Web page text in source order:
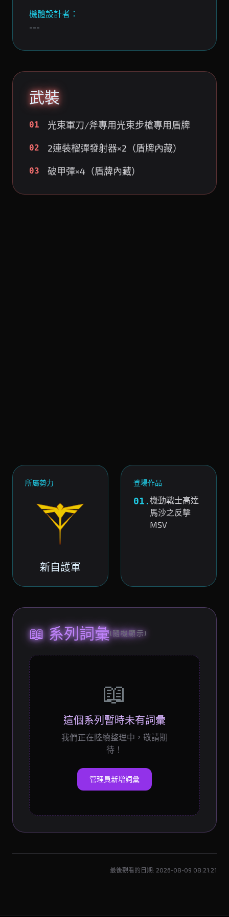
機體設計者：
---
武裝
01 光束軍刀/斧專用光束步槍專用盾牌
02 2連裝榴彈發射器×2（盾牌內藏）
03 破甲彈×4（盾牌內藏）
所屬勢力
新自護軍
登場作品
01.機動戰士高達
馬沙之反擊
MSV
📖 系列詞彙(隨機顯示)
📖
這個系列暫時未有詞彙
我們正在陸續整理中，敬請期
待！
管理員新增詞彙
最後觀看的日期: 2026-08-09 08:21:21